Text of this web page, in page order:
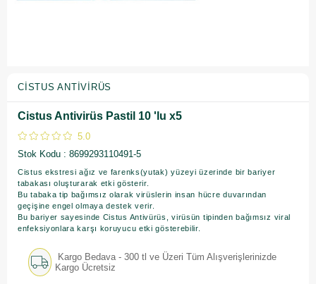
CISTUS ANTIVIRÜS
Cistus Antivirüs Pastil 10 'lu x5
5.0
Stok Kodu
8699293110491-5
Cistus ekstresi ağız ve farenks(yutak) yüzeyi üzerinde bir bariyer
tabakası oluşturarak etki gösterir.
Bu tabaka tip bağımsız olarak virüslerin insan hücre duvarından
geçişine engel olmaya destek verir.
Bu bariyer sayesinde Cistus Antivürüs, virüsün tipinden bağımsız viral
enfeksiyonlara karşı koruyucu etki gösterebilir.
Kargo Bedava - 300 tl ve Üzeri Tüm Alışverişlerinizde
Kargo Ücretsiz